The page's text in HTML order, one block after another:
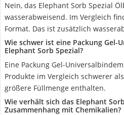
Nein, das Elephant Sorb Spezial
wasserabweisend. Im Vergleich
Format. Das ist zusätzlich
Wie schwer ist eine Packung
Elephant Sorb Spezial?
Eine Packung Gel-
Produkte im Vergleich schwerer
größere Füllmenge enthalten.
Wie verhält sich das Elephant
Zusammenhang mit Chemikalien?